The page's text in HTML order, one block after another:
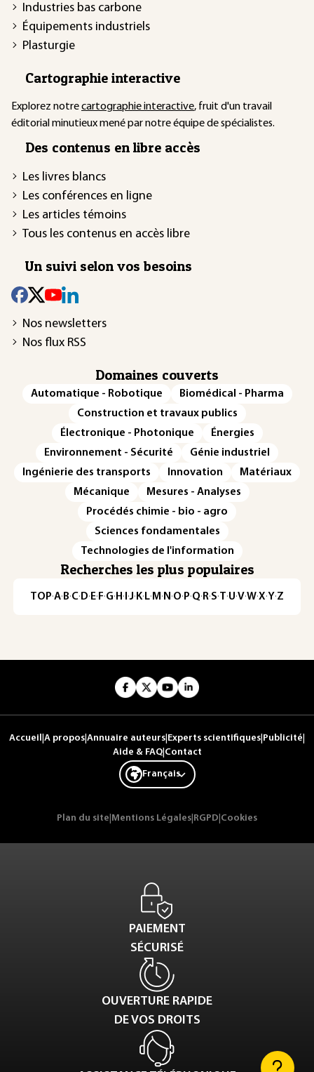
Industries bas carbone
Équipements industriels
Plasturgie
Cartographie interactive
Explorez notrecartographie interactive, fruit d'un travail
éditorial minutieux mené par notre équipe de spécialistes.
Des contenus en libre accès
Les livres blancs
Les conférences en ligne
Les articles témoins
Tous les contenus en accès libre
Un suivi selon vos besoins
Nos newsletters
Nos flux RSS
Domaines couverts
Automatique - Robotique
Biomédical - Pharma
Construction et travaux publics
Électronique - Photonique
Énergies
Environnement - Sécurité
Génie industriel
Ingénierie des transports
Innovation
Matériaux
Mécanique
Mesures - Analyses
Procédés chimie - bio - agro
Sciences fondamentales
Technologies de l'information
Recherches les plus populaires
TOP·A·B·C· D· E· F·G· H · ·J· K· L· M · N ·O· P·Q· R·S·T·U·V·W·X·Y·Z
Accueil A propos Annuaire auteurs Experts scientifiques Publicité
Aide & FAQ| Contact
Français
Plan du site Mentions Légales RGPD Cookies
PAIEMENT
SÉCURISÉ
OUVERTURE RAPIDE
DE VOS DROITS